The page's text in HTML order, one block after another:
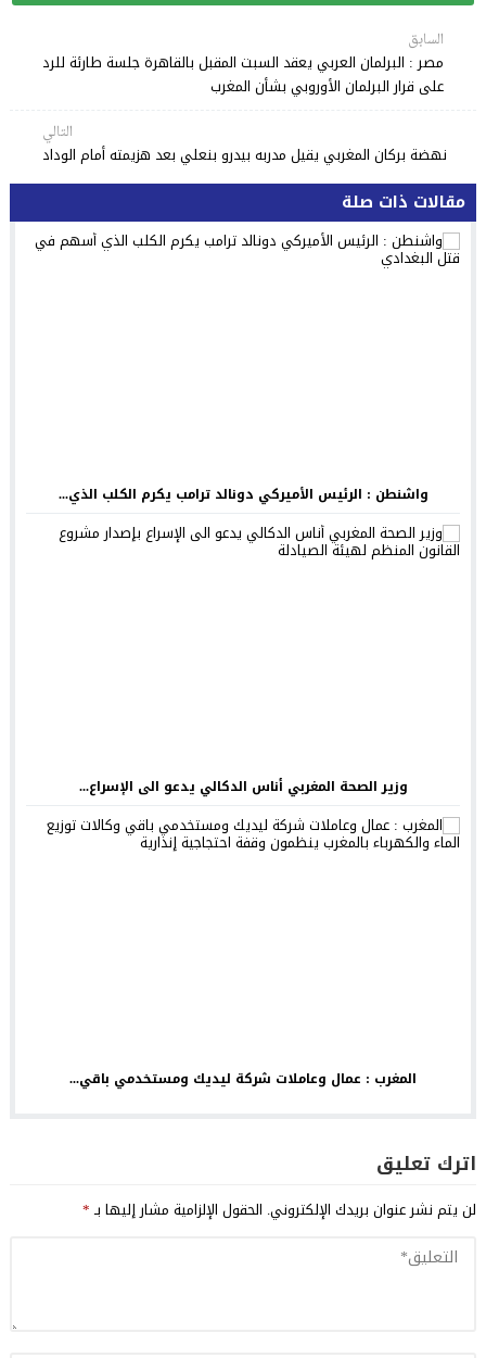
السابق
مصر : البرلمان العربي يعقد السبت المقبل بالقاهرة جلسة طارئة للرد
على قرار البرلمان الأوروبي بشأن المغرب
التالي
نهضة بركان المغربي يقيل مدربه بيدرو بنعلي بعد هزيمته أمام الوداد
مقالات ذات صلة
واشنطن : الرئيس الأميركي دونالد ترامب يكرم الكلب الذي...
وزير الصحة المغربي أناس الدكالي يدعو الى الإسراع...
المغرب : عمال وعاملات شركة ليديك ومستخدمي باقي...
اترك تعليق
لن يتم نشر عنوان بريدك الإلكتروني. الحقول الإلزامية مشار إليها بـ*